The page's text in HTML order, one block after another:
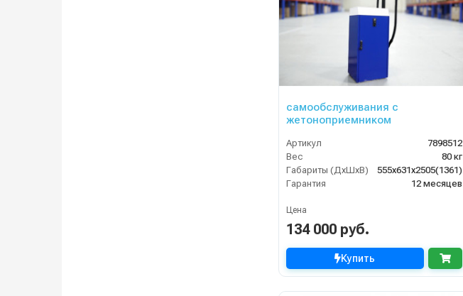
самообслуживания с
жетоноприемником
Артикул
7898512
Вес
80 кг
Габариты (ДхШхВ)
555x631x2505(1361)
Гарантия
12 месяцев
Цена
134 000 руб.
Купить